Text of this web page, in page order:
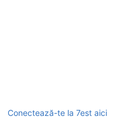
Conectează-te la 7est aici